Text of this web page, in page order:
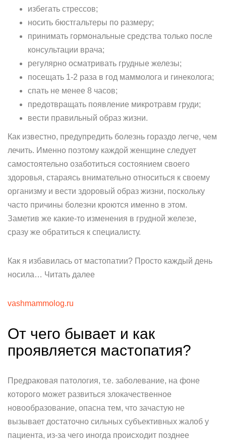
избегать стрессов;
носить бюстгальтеры по размеру;
принимать гормональные средства только после
консультации врача;
регулярно осматривать грудные железы;
посещать 1-2 раза в год маммолога и гинеколога;
спать не менее 8 часов;
предотвращать появление микротравм груди;
вести правильный образ жизни.
Как известно, предупредить болезнь гораздо легче, чем
лечить. Именно поэтому каждой женщине следует
самостоятельно озаботиться состоянием своего
здоровья, стараясь внимательно относиться к своему
организму и вести здоровый образ жизни, поскольку
часто причины болезни кроются именно в этом.
Заметив же какие-то изменения в грудной железе,
сразу же обратиться к специалисту.
Как я избавилась от мастопатии? Просто каждый день
носила… Читать далее
vashmammolog.ru
От чего бывает и как
проявляется мастопатия?
Предраковая патология, т.е. заболевание, на фоне
которого может развиться злокачественное
новообразование, опасна тем, что зачастую не
вызывает достаточно сильных субъективных жалоб у
пациента, из-за чего иногда происходит позднее